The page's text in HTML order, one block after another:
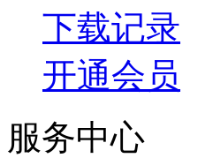
下载记录
开通会员
服务中心